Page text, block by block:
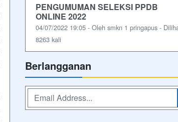
PENGUMUMAN SELEKSI PPDB
ONLINE 2022
04/07/2022 19:05 - Oleh smkn 1 pringapus -
8263 kali
Berlangganan